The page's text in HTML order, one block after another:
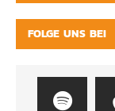
FOLGE UNS BEI